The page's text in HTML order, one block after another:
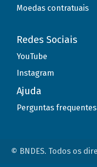
Moedas contratuais
Redes Sociais
YouTube
Instagram
Ajuda
Perguntas frequentes
© BNDES. Todos os